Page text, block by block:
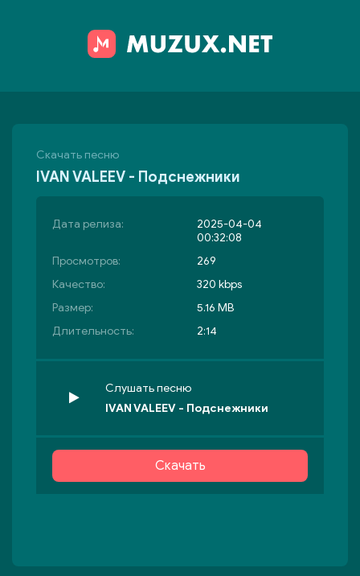
Скачать песню
IVAN VALEEV - Подснежники
Дата релиза:
2025-04-04
00:32:08
Просмотров:
269
Качество:
320 kbps
Размер:
5.16 MB
Длительность:
2:14
Слушать песню
IVAN VALEEV - Подснежники
Скачать